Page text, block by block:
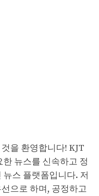
을 환영합니다! KJT
뉴스를 신속하고 정
스 플랫폼입니다. 저
으로 하며, 공정하고